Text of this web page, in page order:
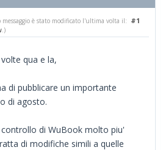
#1
messaggio è stato modificato l'ultima volta il:
.)
qua e la,
di pubblicare un importante
di agosto.
di WuBook molto piu'
di modifiche simili a quelle